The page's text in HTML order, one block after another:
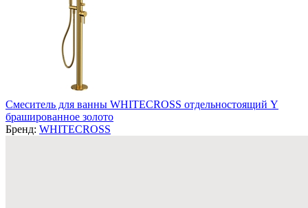
Смеситель для ванны WHITECROSS отдельностоящий Y
брашированное золото
Бренд: WHITECROSS